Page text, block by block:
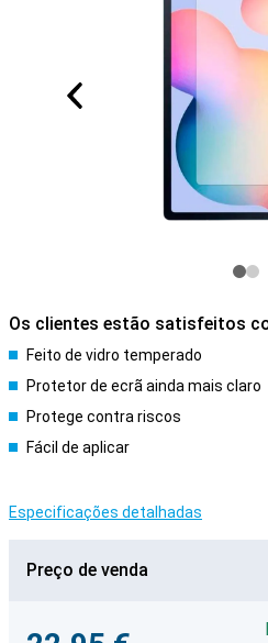
Os clientes estão satisfeitos
Feito de vidro temperado
Protetor de ecrã ainda mais claro
Protege contra riscos
Fácil de aplicar
Especificações detalhadas
Preço de venda